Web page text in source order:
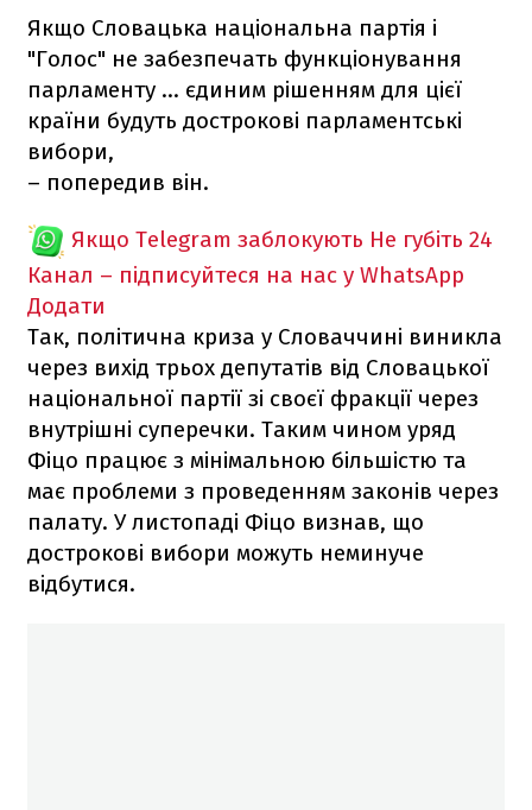
Якщо Словацька національна партія і
"Голос" не забезпечать функціонування
парламенту ... єдиним рішенням для цієї
країни будуть дострокові парламентські
вибори,
– попередив він.
Якщо Telegram заблокують Не губіть 24
Канал – підписуйтеся на нас у WhatsApp
Додати
Так, політична криза у Словаччині виникла
через вихід трьох депутатів від Словацької
національної партії зі своєї фракції через
внутрішні суперечки. Таким чином уряд
Фіцо працює з мінімальною більшістю та
має проблеми з проведенням законів через
палату. У листопаді Фіцо визнав, що
дострокові вибори можуть неминуче
відбутися.